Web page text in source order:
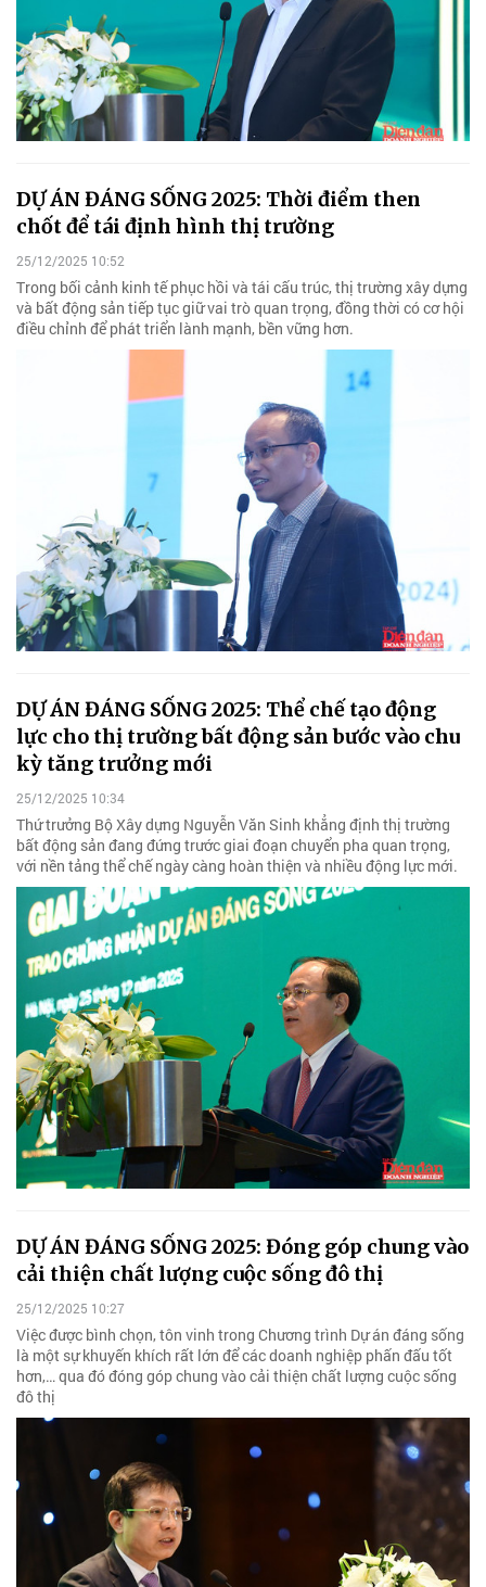
DỰ ÁN ĐÁNG SỐNG 2025: Thời điểm then
chốt để tái định hình thị trường
25/12/2025 10:52
Trong bối cảnh kinh tế phục hồi và tái cấu trúc, thị trường xây dựng
và bất động sản tiếp tục giữ vai trò quan trọng, đồng thời có cơ hội
điều chỉnh để phát triển lành mạnh, bền vững hơn.
DỰ ÁN ĐÁNG SỐNG 2025: Thể chế tạo động
lực cho thị trường bất động sản bước vào chu
kỳ tăng trưởng mới
25/12/2025 10:34
Thứ trưởng Bộ Xây dựng Nguyễn Văn Sinh khẳng định thị trường
bất động sản đang đứng trước giai đoạn chuyển pha quan trọng,
với nền tảng thể chế ngày càng hoàn thiện và nhiều động lực mới.
DỰ ÁN ĐÁNG SỐNG 2025: Đóng góp chung vào
cải thiện chất lượng cuộc sống đô thị
25/12/2025 10:27
Việc được bình chọn, tôn vinh trong Chương trình Dự án đáng sống
là một sự khuyến khích rất lớn để các doanh nghiệp phấn đấu tốt
hơn,… qua đó đóng góp chung vào cải thiện chất lượng cuộc sống
đô thị